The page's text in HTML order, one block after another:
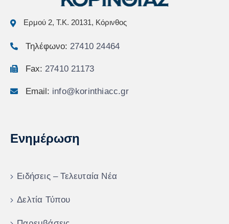
Ερμού 2, Τ.Κ. 20131, Κόρινθος
Τηλέφωνο: 27410 24464
Fax: 27410 21173
Email: info@korinthiacc.gr
Ενημέρωση
Ειδήσεις – Τελευταία Νέα
Δελτία Τύπου